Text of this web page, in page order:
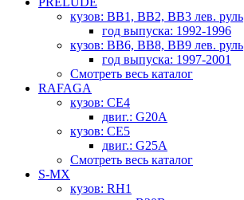
кузов: BB1, BB2, BB3 лев. руль
год выпуска: 1992-1996
кузов: BB6, BB8, BB9 лев. руль
год выпуска: 1997-2001
Смотреть весь каталог
RAFAGA
кузов: CE4
двиг.: G20A
кузов: CE5
двиг.: G25A
Смотреть весь каталог
S-MX
кузов: RH1